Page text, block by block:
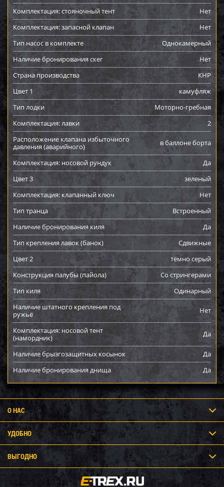
Комплектация: стояночный тент
Нет
Комплектация: запасной клапан
Нет
Тип насос в комплекте
Однокамерный
Наличие бронирования скег
Нет
Страна производства
КНР
Цвет 1
камуфляж
Тип лодки
Моторно-гребная
Комплектация: лавки
2
Расположение клапана избыточного
давления (аварийного)
в баллоне борта
Комплектация: носовой рундук
Да
Цвет 3
зеленый
Комплектация: клапанный ключ
Нет
Тип транца
Встроенный
Наличие бронирования киля
Да
Тип крепления лавок (банок)
Сдвижные
Цвет 2
тёмно серый
Конструкция палубы (пайола)
Со стрингерами
Тип киля
Одинарный
Наличие штатного крепления под
ружьё
Нет
Комплектация: носовой тент
(намордник)
Да
Наличие брызгозащитных косынок
Да
Наличие бронирования днища
Да
О НАС
УДОБНО
ВЫГОДНО